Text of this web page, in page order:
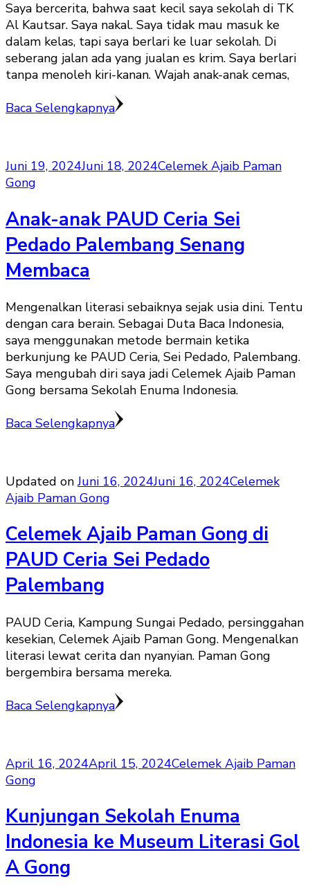
Saya bercerita, bahwa saat kecil saya sekolah di TK
Al Kautsar. Saya nakal. Saya tidak mau masuk ke
dalam kelas, tapi saya berlari ke luar sekolah. Di
seberang jalan ada yang jualan es krim. Saya berlari
tanpa menoleh kiri-kanan. Wajah anak-anak cemas,
Baca Selengkapnya
Juni 19, 2024Juni 18, 2024Celemek Ajaib Paman
Gong
Anak-anak PAUD Ceria Sei
Pedado Palembang Senang
Membaca
Mengenalkan literasi sebaiknya sejak usia dini. Tentu
dengan cara berain. Sebagai Duta Baca Indonesia,
saya menggunakan metode bermain ketika
berkunjung ke PAUD Ceria, Sei Pedado, Palembang.
Saya mengubah diri saya jadi Celemek Ajaib Paman
Gong bersama Sekolah Enuma Indonesia.
Baca Selengkapnya
Updated onJuni 16, 2024Juni 16, 2024Celemek
Ajaib Paman Gong
Celemek Ajaib Paman Gong di
PAUD Ceria Sei Pedado
Palembang
PAUD Ceria, Kampung Sungai Pedado, persinggahan
kesekian, Celemek Ajaib Paman Gong. Mengenalkan
literasi lewat cerita dan nyanyian. Paman Gong
bergembira bersama mereka.
Baca Selengkapnya
April 16, 2024April 15, 2024Celemek Ajaib Paman
Gong
Kunjungan Sekolah Enuma
Indonesia ke Museum Literasi Gol
A Gong